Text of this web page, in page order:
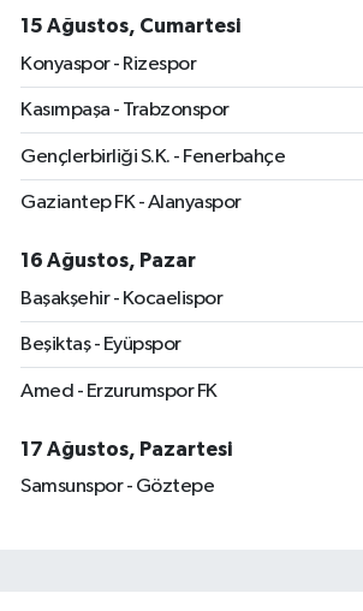
15 Ağustos, Cumartesi
Konyaspor - Rizespor
Kasımpaşa - Trabzonspor
Gençlerbirliği S.K. - Fenerbahçe
Gaziantep FK - Alanyaspor
16 Ağustos, Pazar
Başakşehir - Kocaelispor
Beşiktaş - Eyüpspor
Amed - Erzurumspor FK
17 Ağustos, Pazartesi
Samsunspor - Göztepe